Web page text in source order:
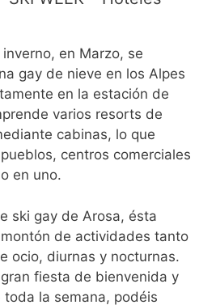
en Marzo, se
gay de nieve en los Alpes
en la estación de
varios resorts de
cabinas, lo que
centros comerciales
en uno.
ski gay de Arosa, ésta
de actividades tanto
ocio, diurnas y nocturnas.
fiesta de bienvenida y
la semana, podéis